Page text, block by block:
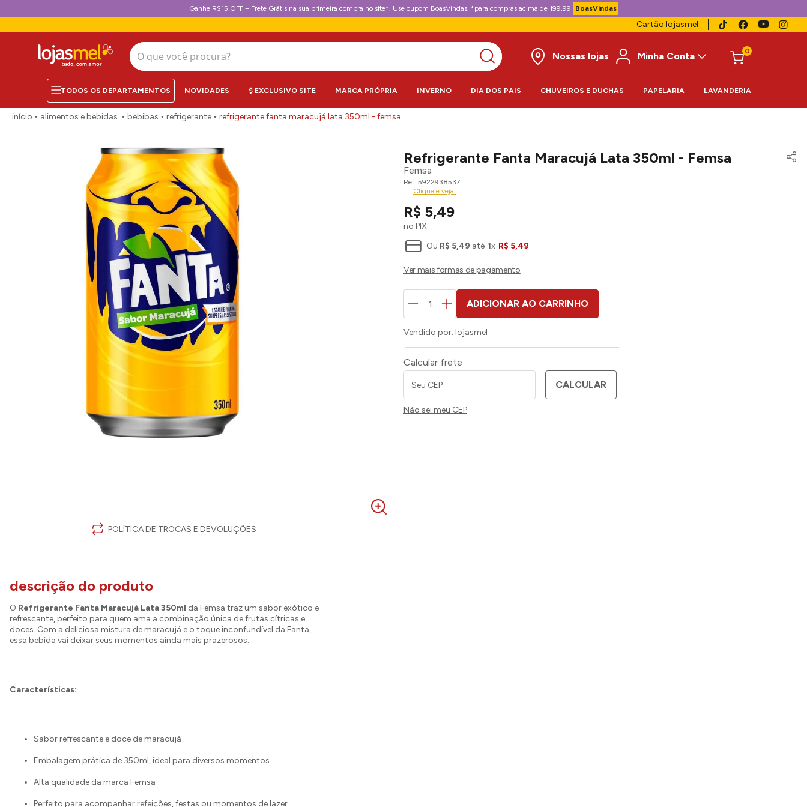
Ganhe R$15 OFF + Frete Grátis na sua primeira compra no site*. Use cupom BoasVindas. *para compras acima de 199,99 BoasVindas
Cartão lojasmel
O que você procura?
Nossas lojas
Minha Conta 0
NOVIDADES $ EXCLUSIVO SITE MARCA PRÓPRIA INVERNO DIA DOS PAIS CHUVEIROS E DUCHAS PAPELARIA LAVANDERIA
alimentos e bebidas bebibas refrigerante refrigerante fanta maracujá lata 350ml - femsa
POLÍTICA DE TROCAS E DEVOLUÇÕES
Refrigerante Fanta Maracujá Lata 350ml - Femsa
Femsa
5922938537
Clique e veja!
R$ 5,49
no PIX
Ou R$ 5,49 até 1x R$ 5,49
ADICIONAR AO CARRINHO
Vendido por: lojasmel
Calcular frete
CALCULAR
Não sei meu CEP
descrição do produto
O Refrigerante Fanta Maracujá Lata 350ml da Femsa traz um sabor exótico e
refrescante, perfeito para quem ama a combinação única de frutas cítricas e
doces. Com a deliciosa mistura de maracujá e o toque inconfundível da Fanta,
essa bebida vai deixar seus momentos ainda mais prazerosos.
Características:
Sabor refrescante e doce de maracujá
Embalagem prática de 350ml, ideal para diversos momentos
Alta qualidade da marca Femsa
Perfeito para acompanhar refeições, festas ou momentos de lazer